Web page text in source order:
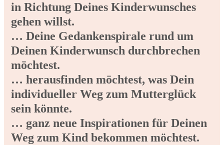
in Richtung Deines Kinderwunsches
gehen willst.
… Deine Gedankenspirale rund um
Deinen Kinderwunsch durchbrechen
möchtest.
… herausfinden möchtest, was Dein
individueller Weg zum Mutterglück
sein könnte.
… ganz neue Inspirationen für Deinen
Weg zum Kind bekommen möchtest.